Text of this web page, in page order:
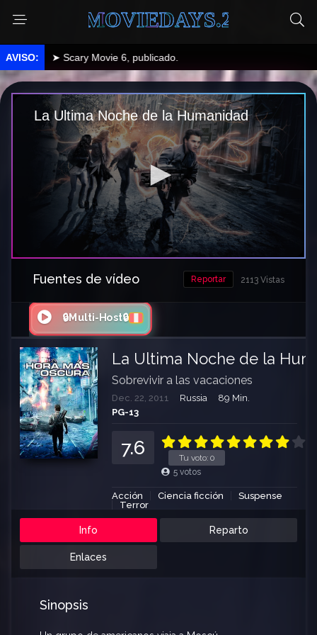
MOVIEDAYS.2
➤ Scary Movie 6, publicado.
Fuentes de vídeo 2113 Vistas
Reportar
🔒Multi-Host🔒
La Ultima Noche de la
Sobrevivir a las vacaciones
Dec. 22, 2011 Russia
89 Min.
PG-13
Tu voto: 0
7.6
5 votos
Acción Ciencia ficción
Suspense
Terror
Info Reparto
Enlaces
Sinopsis